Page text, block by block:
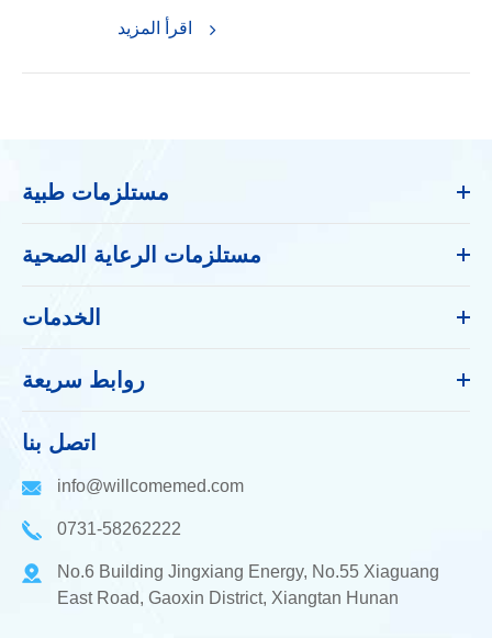
مستلزمات طبية
مستلزمات الرعاية الصحية
الخدمات
روابط سريعة
اتصل بنا
info@willcomemed.com
0731-58262222
No.6 Building Jingxiang Energy, No.55 Xiaguang
East Road, Gaoxin District, Xiangtan Hunan